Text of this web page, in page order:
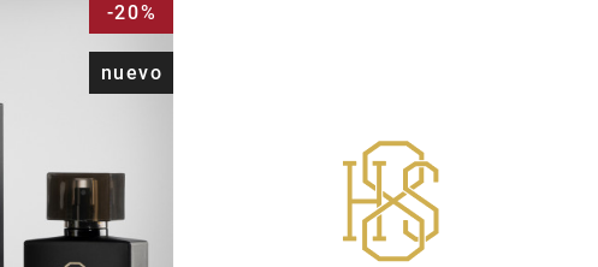
-20%
nuevo